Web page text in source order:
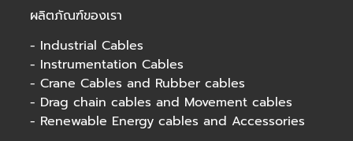
ผลิตภัณฑ์ของเรา
- Industrial Cables
- Instrumentation Cables
- Crane Cables and Rubber cables
- Drag chain cables and Movement cables
- Renewable Energy cables and Accessories